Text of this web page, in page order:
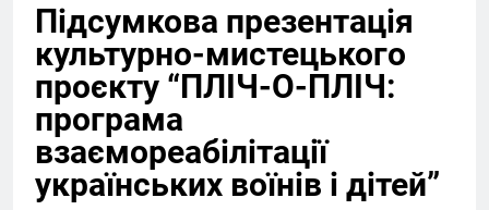
Підсумкова презентація
культурно-мистецького
проєкту “ПЛІЧ-О-ПЛІЧ:
програма
взаємореабілітації
українських воїнів і дітей”